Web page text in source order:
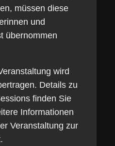
müssen diese
und
übernommen
wird
Details zu
finden Sie
Informationen
Veranstaltung zur